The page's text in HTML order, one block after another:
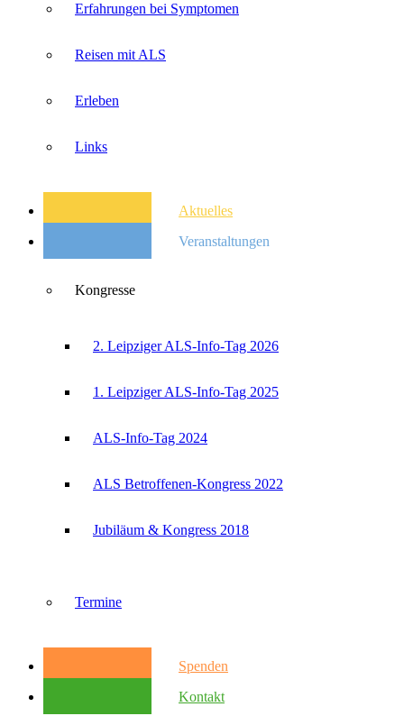
Erfahrungen bei Symptomen
Reisen mit ALS
Erleben
Links
Aktuelles
Veranstaltungen
Kongresse
2. Leipziger ALS-Info-Tag 2026
1. Leipziger ALS-Info-Tag 2025
ALS-Info-Tag 2024
ALS Betroffenen-Kongress 2022
Jubiläum & Kongress 2018
Termine
Spenden
Kontakt